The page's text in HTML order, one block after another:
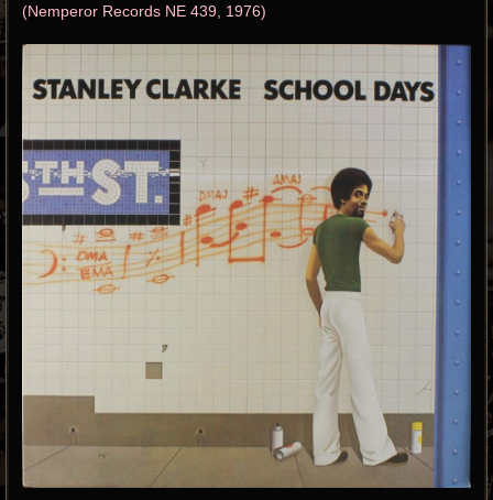
e
(Nemperor Records NE 439, 1976)